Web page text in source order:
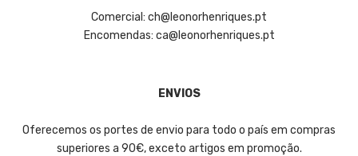
Comercial: ch@leonorhenriques.pt
Encomendas: ca@leonorhenriques.pt
ENVIOS
Oferecemos os portes de envio para todo o país em compras
superiores a 90€, exceto artigos em promoção.